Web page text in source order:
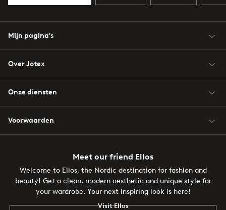
Mijn pagina's
Over Jotex
Onze diensten
Voorwaarden
Meet our friend Ellos
Welcome to Ellos, the Nordic destination for fashion and
beauty! Get a clean, modern aesthetic and unique style for
your wardrobe. Your next inspiring look is here!
Visit Ellos